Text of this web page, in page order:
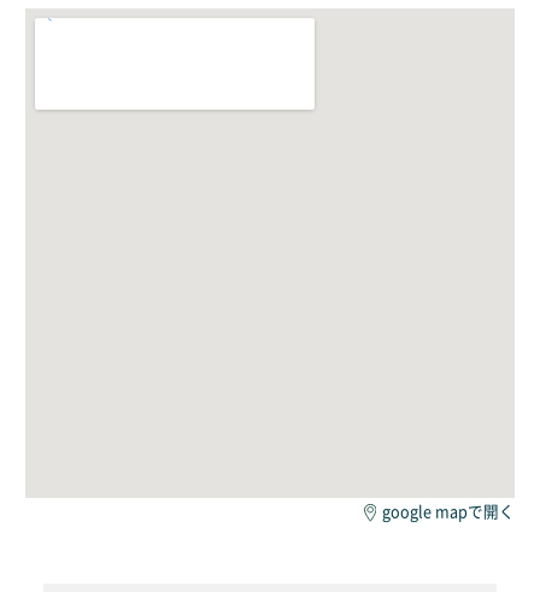
google mapで開く